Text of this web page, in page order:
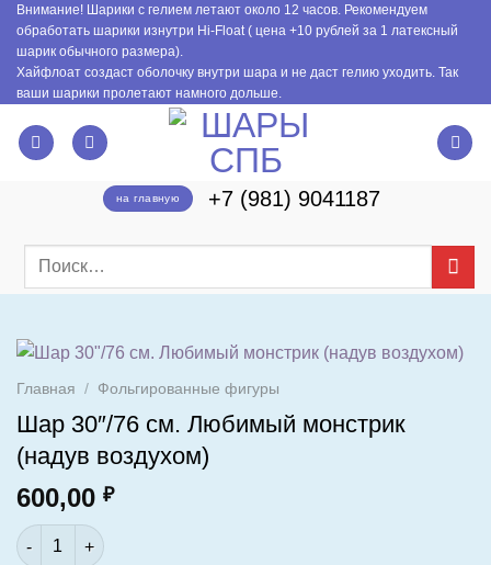
Skip
content
Внимание! Шарики с гелием летают около 12 часов. Рекомендуем
обработать шарики изнутри Hi-Float ( цена +10 рублей за 1 латексный
шарик обычного размера).
Хайфлоат создаст оболочку внутри шара и не даст гелию уходить. Так
ваши шарики пролетают намного дольше.
на главную +7 (981) 9041187
Искать:
Главная / Фольгированные фигуры
Шар 30″/76 см. Любимый монстрик
(надув воздухом)
600,00 ₽
Количество товара Шар 30"/76 см. Любимый монстрик